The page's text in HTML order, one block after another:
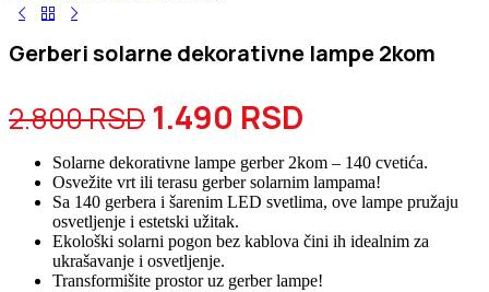
Gerberi solarne dekorativne lampe 2kom
2.800RSD Originalna
cena
je
bila:
2.800 RSD.
1.490 RSD
cena
je:
1.490 RSD.
Solarne dekorativne lampe gerber 2kom – 140 cvetića.
Osvežite vrt ili terasu gerber solarnim lampama!
Sa 140 gerbera i šarenim LED svetlima, ove lampe pružaju
osvetljenje i estetski užitak.
Ekološki solarni pogon bez kablova čini ih idealnim za
ukrašavanje i osvetljenje.
Transformišite prostor uz gerber lampe!